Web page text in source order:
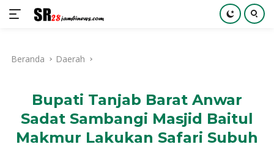
kontenBeranda Daerah
Bupati Tanjab Barat Anwar
Sadat Sambangi Masjid Baitul
Makmur Lakukan Safari Subuh